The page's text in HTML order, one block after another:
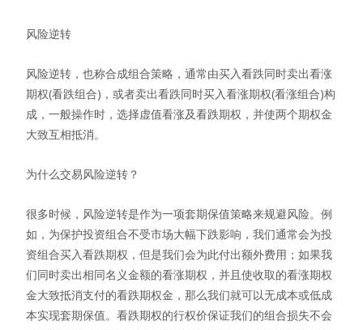
风险逆转
风险逆转，也称合成组合策略，通常由买入看跌同时卖出看涨
期权(看跌组合)，或者卖出看跌同时买入看涨期权(看涨组合)构
成，一般操作时，选择虚值看涨及看跌期权，并使两个期权金
大致互相抵消。
为什么交易风险逆转？
很多时候，风险逆转是作为一项套期保值策略来规避风险。例
如，为保护投资组合不受市场大幅下跌影响，我们通常会为投
资组合买入看跌期权，但是我们会为此付出额外费用；如果我
们同时卖出相同名义金额的看涨期权，并且使收取的看涨期权
金大致抵消支付的看跌期权金，那么我们就可以无成本或低成
本实现套期保值。看跌期权的行权价保证我们的组合损失不会